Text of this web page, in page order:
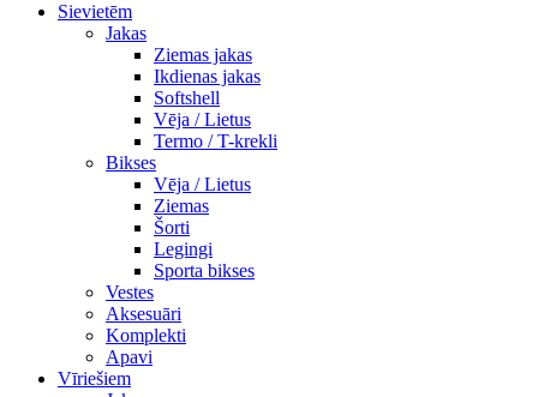
Sievietēm
Jakas
Ziemas jakas
Ikdienas jakas
Softshell
Vēja / Lietus
Termo / T-krekli
Bikses
Vēja / Lietus
Ziemas
Šorti
Legingi
Sporta bikses
Vestes
Aksesuāri
Komplekti
Apavi
Vīriešiem